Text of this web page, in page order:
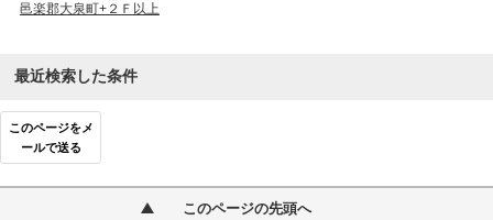
邑楽郡大泉町+２Ｆ以上
最近検索した条件
このページをメ
ールで送る
このページの先頭へ